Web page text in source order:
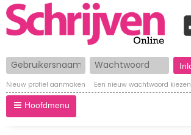
Gebruikersnaam Wachtwoord
Nieuw profiel aanmaken Een nieuw wachtwoord kiezen
Hoofdmenu